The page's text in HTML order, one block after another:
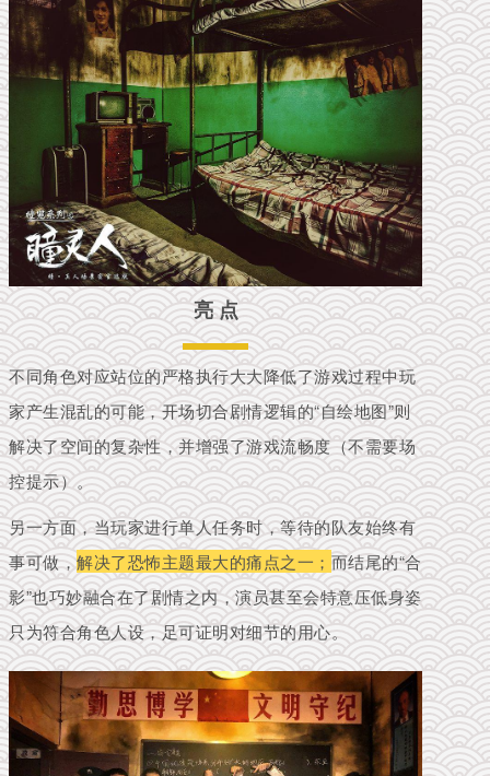
亮 点
不同角色对应站位的严格执行大大降低了游戏过程中玩
家产生混乱的可能，开场切合剧情逻辑的“自绘地图”则
解决了空间的复杂性，并增强了游戏流畅度（不需要场
控提示）。
另一方面，当玩家进行单人任务时，等待的队友始终有
事可做，解决了恐怖主题最大的痛点之一； 而结尾的“合
影”也巧妙融合在了剧情之内，演员甚至会特意压低身姿
只为符合角色人设，足可证明对细节的用心。